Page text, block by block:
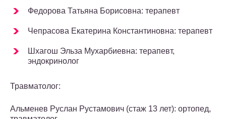
Федорова Татьяна Борисовна: терапевт
Чепрасова Екатерина Константиновна: терапевт
Шхагош Эльза Мухарбиевна: терапевт,
эндокринолог
Травматолог:
Альменев Руслан Рустамович (стаж 13 лет): ортопед,